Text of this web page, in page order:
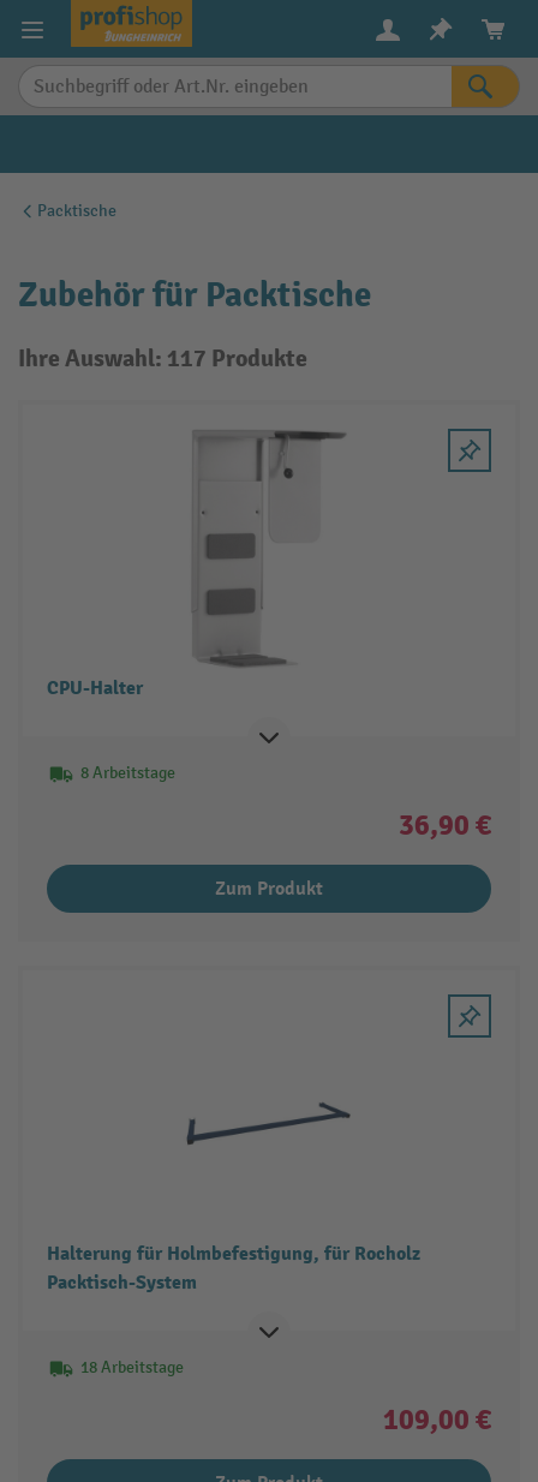
springen
Packtische
Zubehör für Packtische
Ihre Auswahl: 117 Produkte
CPU-Halter
8 Arbeitstage
36,90 €
Zum Produkt
Halterung für Holmbefestigung, für Rocholz
Packtisch-System
18 Arbeitstage
109,00 €